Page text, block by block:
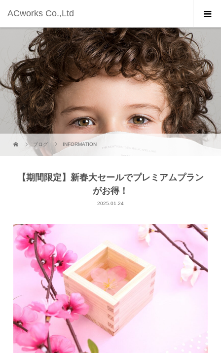
ACworks Co.,Ltd
ブログ INFORMATION
【期間限定】新春大セールでプレミアムプラン
がお得！
2025.01.24